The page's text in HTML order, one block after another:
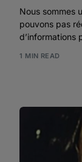
Nous sommes
pouvons pas
d’informations
1 MIN READ